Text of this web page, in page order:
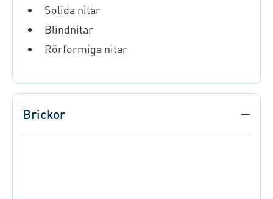
Solida nitar
Blindnitar
Rörformiga nitar
Brickor